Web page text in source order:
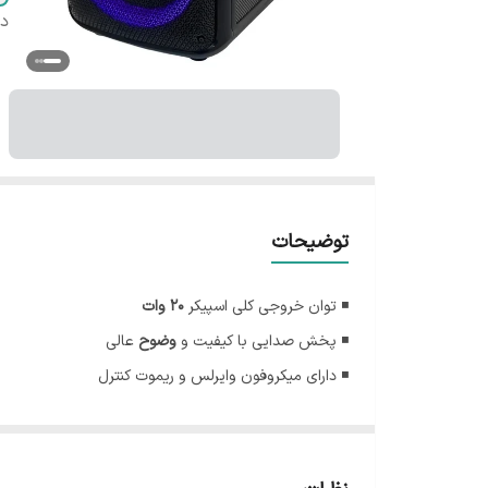
توضیحات
◾ توان خروجی کلی اسپیکر 20 وات
◾ پخش صدایی با کیفیت و وضوح عالی
◾ دارای میکروفون وایرلس و ریموت کنترل